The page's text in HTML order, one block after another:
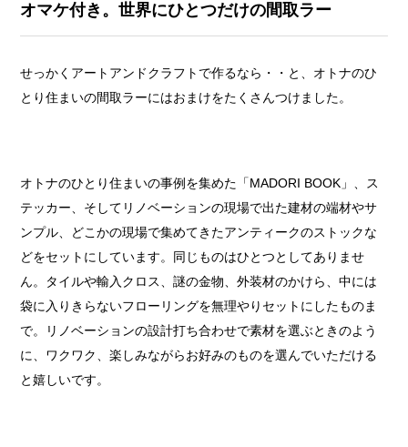
オマケ付き。世界にひとつだけの間取ラー
せっかくアートアンドクラフトで作るなら・・と、オトナのひ
とり住まいの間取ラーにはおまけをたくさんつけました。
オトナのひとり住まいの事例を集めた「MADORI BOOK」、ス
テッカー、そしてリノベーションの現場で出た建材の端材やサ
ンプル、どこかの現場で集めてきたアンティークのストックな
どをセットにしています。同じものはひとつとしてありませ
ん。タイルや輸入クロス、謎の金物、外装材のかけら、中には
袋に入りきらないフローリングを無理やりセットにしたものま
で。リノベーションの設計打ち合わせで素材を選ぶときのよう
に、ワクワク、楽しみながらお好みのものを選んでいただける
と嬉しいです。